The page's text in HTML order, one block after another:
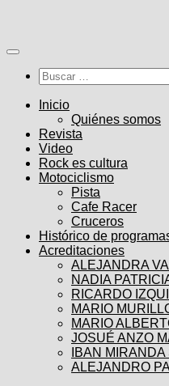
contenido
Buscar:
Inicio
Quiénes somos
Revista
Video
Rock es cultura
Motociclismo
Pista
Cafe Racer
Cruceros
Histórico de
Acreditaciones
ALEJANDRA
NADIA
RICARDO
MARIO
MARIO
JOSUÉ ANZO
IBAN
ALEJANDRO